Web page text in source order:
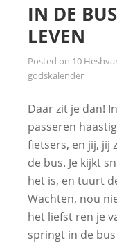
IN DE
LEVEN
Posted on 10
godskalender
Daar zit je dan!
passeren
fietsers, en jij, jij
de bus. Je kijkt
het is, en tuurt
Wachten, nou
het liefst ren je
springt in de